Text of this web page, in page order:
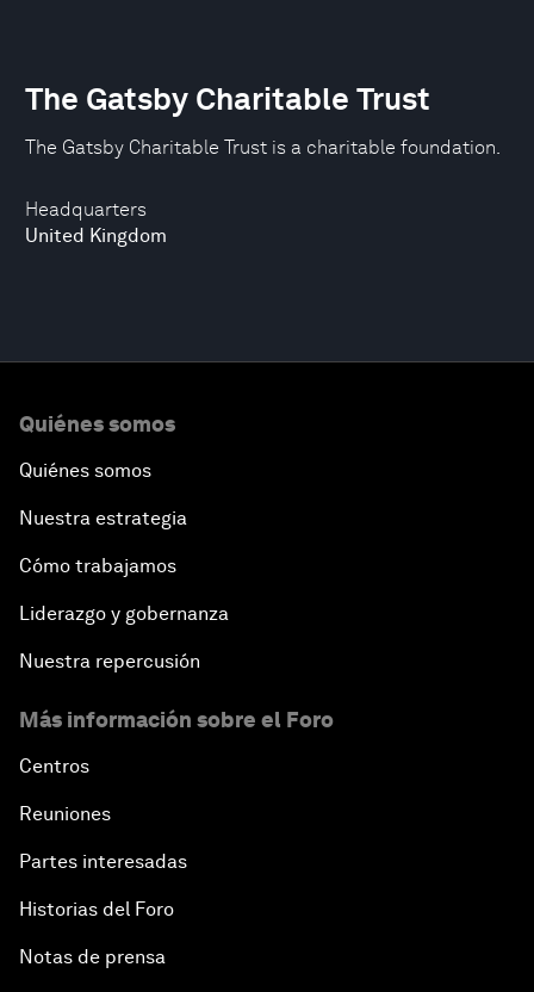
Headquarters
United Kingdom
The Gatsby Charitable Trust
The Gatsby Charitable Trust is a charitable foundation.
Quiénes somos
Quiénes somos
Nuestra estrategia
Cómo trabajamos
Liderazgo y gobernanza
Nuestra repercusión
Más información sobre el Foro
Centros
Reuniones
Partes interesadas
Historias del Foro
Notas de prensa